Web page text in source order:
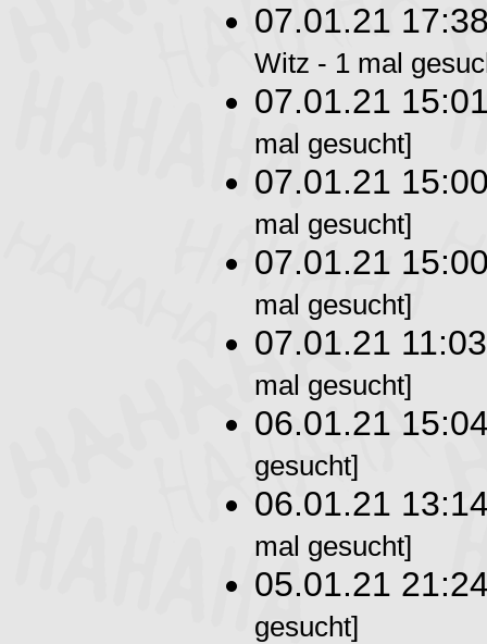
07.01.21
Witz - 1 mal
07.01.21
mal gesucht]
07.01.21
mal gesucht]
07.01.21
mal gesucht]
07.01.21
mal gesucht]
06.01.21
gesucht]
06.01.21
mal gesucht]
05.01.21
gesucht]